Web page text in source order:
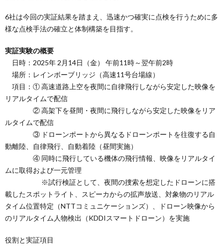
6社は今回の実証結果を踏まえ、迅速かつ確実に点検を行うために多
様な点検手法の確立と体制構築を目指す。
実証実験の概要
日時：2025年 2月14日（金） 午前11時～翌午前2時
場所：レインボーブリッジ（高速11号台場線）
項目：① 高速道路上空を夜間に自律飛行しながら安定した映像を
リアルタイムで配信
② 高架下を昼間・夜間に飛行しながら安定した映像をリア
ルタイムで配信
③ ドローンポートから異なるドローンポートを往復する自
動離陸、自律飛行、自動着陸（昼間実施）
④ 同時に飛行している機体の飛行情報、映像をリアルタイ
ムに取得および一元管理
※試行検証として、夜間の捜索を想定したドローンに搭
載したスポットライト、スピーカからの拡声放送、対象物のリアル
タイム位置特定（NTTコミュニケーションズ）、ドローン映像から
のリアルタイム人物検出（KDDIスマートドローン）を実施
役割と実証項目